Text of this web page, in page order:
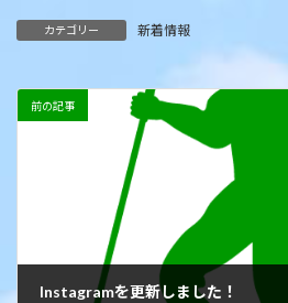
カテゴリー 新着情報
前の記事
Instagramを更新しました！